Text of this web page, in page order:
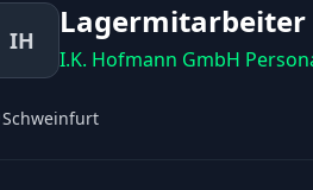
IH Lagermitarbeiter
I.K. Hofmann GmbH
Schweinfurt